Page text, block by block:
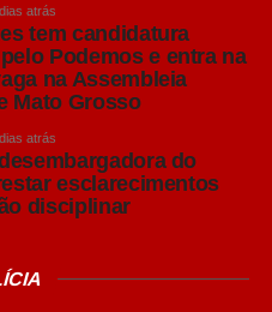
a difusão de
para o fortalecimento
patrimônios da
ser preservada
Trazer esse debate para
produtores tenham
planejamento da
atrás
tem candidatura
Podemos e entra na
na Assembleia
Mato Grosso
atrás
do
esclarecimentos
disciplinar